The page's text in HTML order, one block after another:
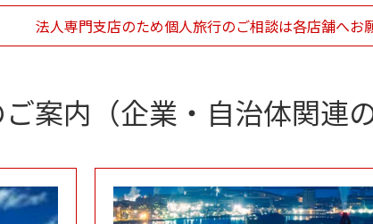
木曜日
9:30 AM-5:30 PM
金曜日
9:30 AM-5:30 PM
法人専門支店のため個人旅行のご相談は各店舗へお
案内（企業・自治体関連の